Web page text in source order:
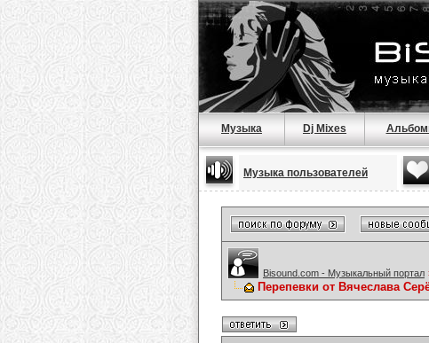
Музыка Dj Mixes
Музыка пользователей
Bisound.com - Музыкальный портал
Перепевки от Вячеслава